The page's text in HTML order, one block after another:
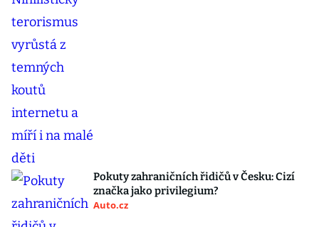
Pokuty zahraničních řidičů v Česku: Cizí
značka jako privilegium?
Auto.cz